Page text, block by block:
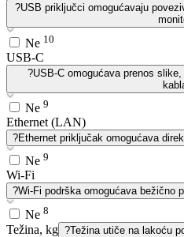
?USB priključci omogućavaju
Ne 10
USB-C
?USB-C omogućava prenos
Ne 9
Ethernet (LAN)
?Ethernet priključak omogućava
Ne 9
Wi-Fi
?Wi-Fi podrška omogućava bežično
Ne 8
Težina, kg ?Težina utiče na lakoću